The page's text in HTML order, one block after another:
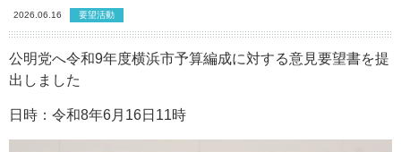
2026.06.16 要望活動
公明党へ令和9年度横浜市予算編成に対する意見要望書を提
出しました
日時：令和8年6月16日11時